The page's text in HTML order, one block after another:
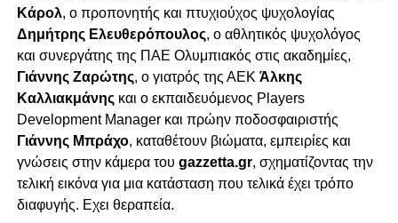
Κάρολ, ο προπονητής και πτυχιούχος ψυχολογίας
Δημήτρης Ελευθερόπουλος, ο αθλητικός ψυχολόγος
και συνεργάτης της ΠΑΕ Ολυμπιακός στις ακαδημίες,
Γιάννης Ζαρώτης, ο γιατρός της ΑΕΚ Άλκης
Καλλιακμάνηςκαι ο εκπαιδευόμενος Players
Development Manager και πρώην ποδοσφαιριστής
Γιάννης Μπράχο, καταθέτουν βιώματα, εμπειρίες και
γνώσεις στην κάμερα του gazzetta.gr, σχηματίζοντας την
τελική εικόνα για μια κατάσταση που τελικά έχει τρόπο
διαφυγής. Εχει θεραπεία.